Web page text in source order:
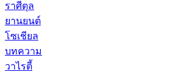
ราศีตุล
ยานยนต์
โซเชียล
บทความ
วาไรตี้